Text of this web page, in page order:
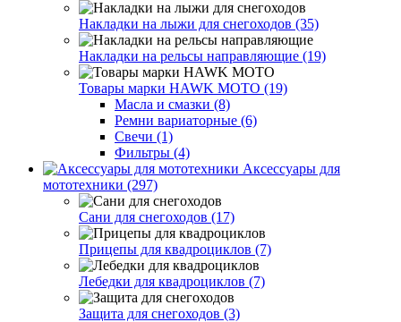
Накладки на лыжи для снегоходов (35)
Накладки на рельсы направляющие (19)
Товары марки HAWK MOTO (19)
Масла и смазки (8)
Ремни вариаторные (6)
Свечи (1)
Фильтры (4)
Аксессуары для
мототехники (297)
Сани для снегоходов (17)
Прицепы для квадроциклов (7)
Лебедки для квадроциклов (7)
Защита для снегоходов (3)